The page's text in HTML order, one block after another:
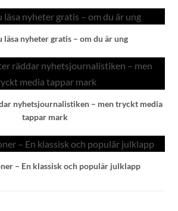
läsa nyheter gratis – om du är ung
nyhetsjournalistiken – men tryckt media
tappar mark
– En klassisk och populär julklapp